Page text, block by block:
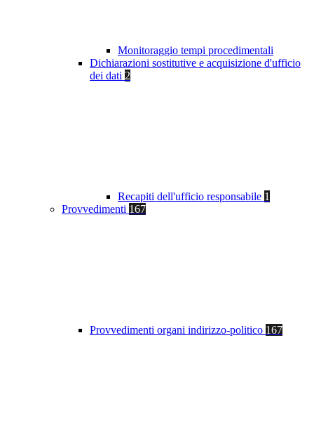
Monitoraggio tempi procedimentali
Dichiarazioni sostitutive e acquisizione d'ufficio
dei dati 2
Recapiti dell'ufficio responsabile 1
Provvedimenti 167
Provvedimenti organi indirizzo-politico 167